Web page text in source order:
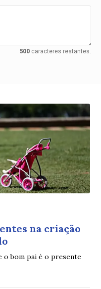
500caracteres restantes.
na criação
o bom pai é o presente